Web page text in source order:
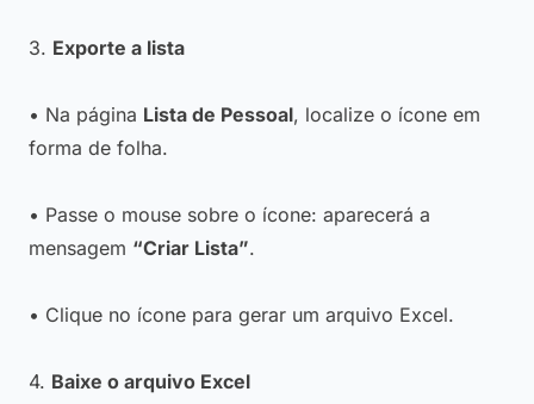
3. Exporte a lista
• Na página Lista de Pessoal, localize o ícone em
forma de folha.
• Passe o mouse sobre o ícone: aparecerá a
mensagem “Criar Lista”.
• Clique no ícone para gerar um arquivo Excel.
4. Baixe o arquivo Excel